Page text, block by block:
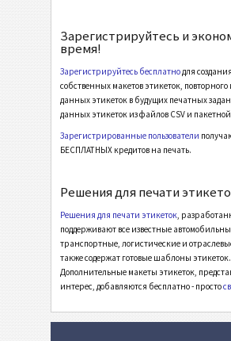
O Odette
G Galia
B BOSCH
MAT Этикетки MAT
LTO Этикетки LTO
I Инвентарные
NF
Зарегистрируйтесь и
время!
Зарегистрируйтесь бесплатнодля
собственных макетов этикеток, повторного
данных этикеток в будущих печатных
данных этикеток из файлов CSV и
Зарегистрированные пользователи
БЕСПЛАТНЫХ кредитов на печать.
Решения для печати
Решения для печати этикеток,
поддерживают все известные
транспортные, логистические и
также содержат готовые шаблоны этикеток.
Дополнительные макеты этикеток,
интерес, добавляются бесплатно - просто